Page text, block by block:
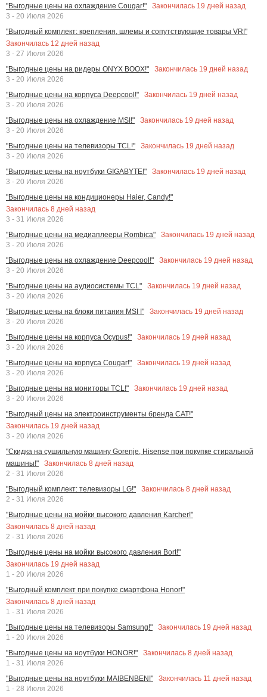
"Выгодные цены на охлаждение Cougar!"
Закончилась 19 дней назад
3 - 20 Июля 2026
"Выгодный комплект: крепления, шлемы и сопутствующие товары VR!"
Закончилась 12 дней назад
3 - 27 Июля 2026
"Выгодные цены на ридеры ONYX BOOX!"
Закончилась 19 дней назад
3 - 20 Июля 2026
"Выгодные цены на корпуса Deepcool!"
Закончилась 19 дней назад
3 - 20 Июля 2026
"Выгодные цены на охлаждение MSI!"
Закончилась 19 дней назад
3 - 20 Июля 2026
"Выгодные цены на телевизоры TCL!"
Закончилась 19 дней назад
3 - 20 Июля 2026
"Выгодные цены на ноутбуки GIGABYTE!"
Закончилась 19 дней назад
3 - 20 Июля 2026
"Выгодные цены на кондиционеры Haier, Candy!"
Закончилась 8 дней назад
3 - 31 Июля 2026
"Выгодные цены на медиаплееры Rombica"
Закончилась 19 дней назад
3 - 20 Июля 2026
"Выгодные цены на охлаждение Deepcool!"
Закончилась 19 дней назад
3 - 20 Июля 2026
"Выгодные цены на аудиосистемы TCL"
Закончилась 19 дней назад
3 - 20 Июля 2026
"Выгодные цены на блоки питания MSI !"
Закончилась 19 дней назад
3 - 20 Июля 2026
"Выгодные цены на корпуса Ocypus!"
Закончилась 19 дней назад
3 - 20 Июля 2026
"Выгодные цены на корпуса Cougar!"
Закончилась 19 дней назад
3 - 20 Июля 2026
"Выгодные цены на мониторы TCL!"
Закончилась 19 дней назад
3 - 20 Июля 2026
"Выгодный цены на электроинструменты бренда CAT!"
Закончилась 19 дней назад
3 - 20 Июля 2026
"Скидка на сушильную машину Gorenje, Hisense при покупке стиральной
машины!"
Закончилась 8 дней назад
2 - 31 Июля 2026
"Выгодный комплект: телевизоры LG!"
Закончилась 8 дней назад
2 - 31 Июля 2026
"Выгодные цены на мойки высокого давления Karcher!"
Закончилась 8 дней назад
2 - 31 Июля 2026
"Выгодные цены на мойки высокого давления Bort!"
Закончилась 19 дней назад
1 - 20 Июля 2026
"Выгодный комплект при покупке смартфона Honor!"
Закончилась 8 дней назад
1 - 31 Июля 2026
"Выгодные цены на телевизоры Samsung!"
Закончилась 19 дней назад
1 - 20 Июля 2026
"Выгодные цены на ноутбуки HONOR!"
Закончилась 8 дней назад
1 - 31 Июля 2026
"Выгодные цены на ноутбуки MAIBENBEN!"
Закончилась 11 дней назад
1 - 28 Июля 2026